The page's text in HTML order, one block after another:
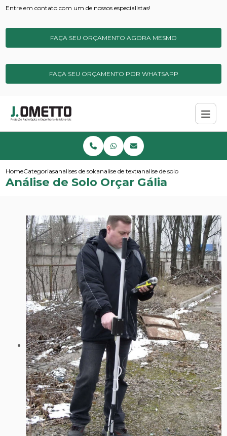
Entre em contato com um de nossos especialistas!
FAÇA SEU ORÇAMENTO AGORA MESMO
FAÇA SEU ORÇAMENTO POR WHATSAPP
HomeCategoriasanalises de solos e sedimentos
analise de textura do soloanalise de solo orcar galia
Análise de Solo Orçar Gália